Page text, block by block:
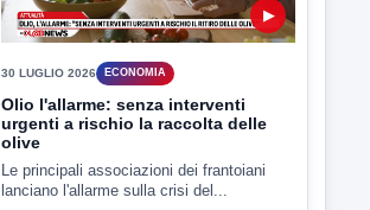
▶
30 LUGLIO 2026 ECONOMIA
Olio l'allarme: senza interventi
urgenti a rischio la raccolta delle
olive
Le principali associazioni dei frantoiani
lanciano l'allarme sulla crisi del...